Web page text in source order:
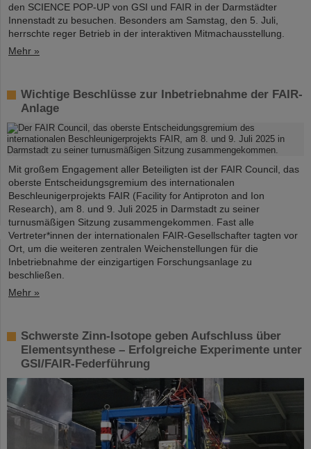
den SCIENCE POP-UP von GSI und FAIR in der Darmstädter
Innenstadt zu besuchen. Besonders am Samstag, den 5. Juli,
herrschte reger Betrieb in der interaktiven Mitmachausstellung.
Mehr »
Wichtige Beschlüsse zur Inbetriebnahme der FAIR-
Anlage
Mit großem Engagement aller Beteiligten ist der FAIR Council, das
oberste Entscheidungsgremium des internationalen
Beschleunigerprojekts FAIR (Facility for Antiproton and Ion
Research), am 8. und 9. Juli 2025 in Darmstadt zu seiner
turnusmäßigen Sitzung zusammengekommen. Fast alle
Vertreter*innen der internationalen FAIR-Gesellschafter tagten vor
Ort, um die weiteren zentralen Weichenstellungen für die
Inbetriebnahme der einzigartigen Forschungsanlage zu
beschließen.
Mehr »
Schwerste Zinn-Isotope geben Aufschluss über
Elementsynthese – Erfolgreiche Experimente unter
GSI/FAIR-Federführung